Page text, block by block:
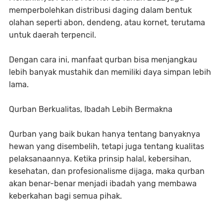
memperbolehkan distribusi daging dalam bentuk
olahan seperti abon, dendeng, atau kornet, terutama
untuk daerah terpencil.
Dengan cara ini, manfaat qurban bisa menjangkau
lebih banyak mustahik dan memiliki daya simpan lebih
lama.
Qurban Berkualitas, Ibadah Lebih Bermakna
Qurban yang baik bukan hanya tentang banyaknya
hewan yang disembelih, tetapi juga tentang kualitas
pelaksanaannya. Ketika prinsip halal, kebersihan,
kesehatan, dan profesionalisme dijaga, maka qurban
akan benar-benar menjadi ibadah yang membawa
keberkahan bagi semua pihak.